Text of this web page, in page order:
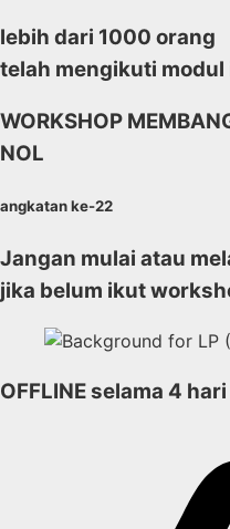
lebih dari 1000 orang
telah mengikuti modul
WORKSHOP
NOL
angkatan ke-22
Jangan mulai atau
jika belum ikut
OFFLINE selama 4